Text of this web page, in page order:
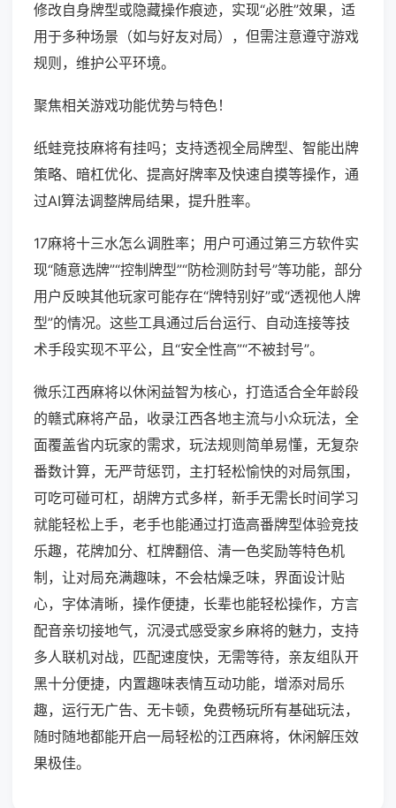
修改自身牌型或隐藏操作痕迹，实现“必胜”效果，适
用于多种场景（如与好友对局），但需注意遵守游戏
规则，维护公平环境。
聚焦相关游戏功能优势与特色！
纸蛙竞技麻将有挂吗；支持透视全局牌型、智能出牌
策略、暗杠优化、提高好牌率及快速自摸等操作，通
过AI算法调整牌局结果，提升胜率。
17麻将十三水怎么调胜率；用户可通过第三方软件实
现“随意选牌”“控制牌型”“防检测防封号”等功能，部分
用户反映其他玩家可能存在“牌特别好”或“透视他人牌
型”的情况。这些工具通过后台运行、自动连接等技
术手段实现不平公，且“安全性高”“不被封号”。
微乐江西麻将以休闲益智为核心，打造适合全年龄段
的赣式麻将产品，收录江西各地主流与小众玩法，全
面覆盖省内玩家的需求，玩法规则简单易懂，无复杂
番数计算，无严苛惩罚，主打轻松愉快的对局氛围，
可吃可碰可杠，胡牌方式多样，新手无需长时间学习
就能轻松上手，老手也能通过打造高番牌型体验竞技
乐趣，花牌加分、杠牌翻倍、清一色奖励等特色机
制，让对局充满趣味，不会枯燥乏味，界面设计贴
心，字体清晰，操作便捷，长辈也能轻松操作，方言
配音亲切接地气，沉浸式感受家乡麻将的魅力，支持
多人联机对战，匹配速度快，无需等待，亲友组队开
黑十分便捷，内置趣味表情互动功能，增添对局乐
趣，运行无广告、无卡顿，免费畅玩所有基础玩法，
随时随地都能开启一局轻松的江西麻将，休闲解压效
果极佳。